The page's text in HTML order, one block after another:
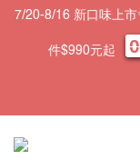
7/20-8/16 新口味上
件$990元起 0
0
0
0